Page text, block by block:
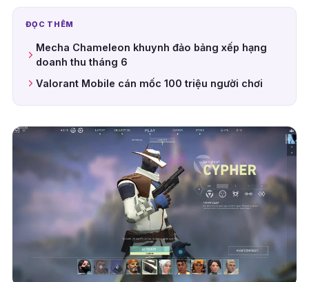
ĐỌC THÊM
Mecha Chameleon khuynh đảo bảng xếp hạng
doanh thu tháng 6
Valorant Mobile cán mốc 100 triệu người chơi